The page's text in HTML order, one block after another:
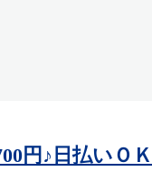
円♪日払い